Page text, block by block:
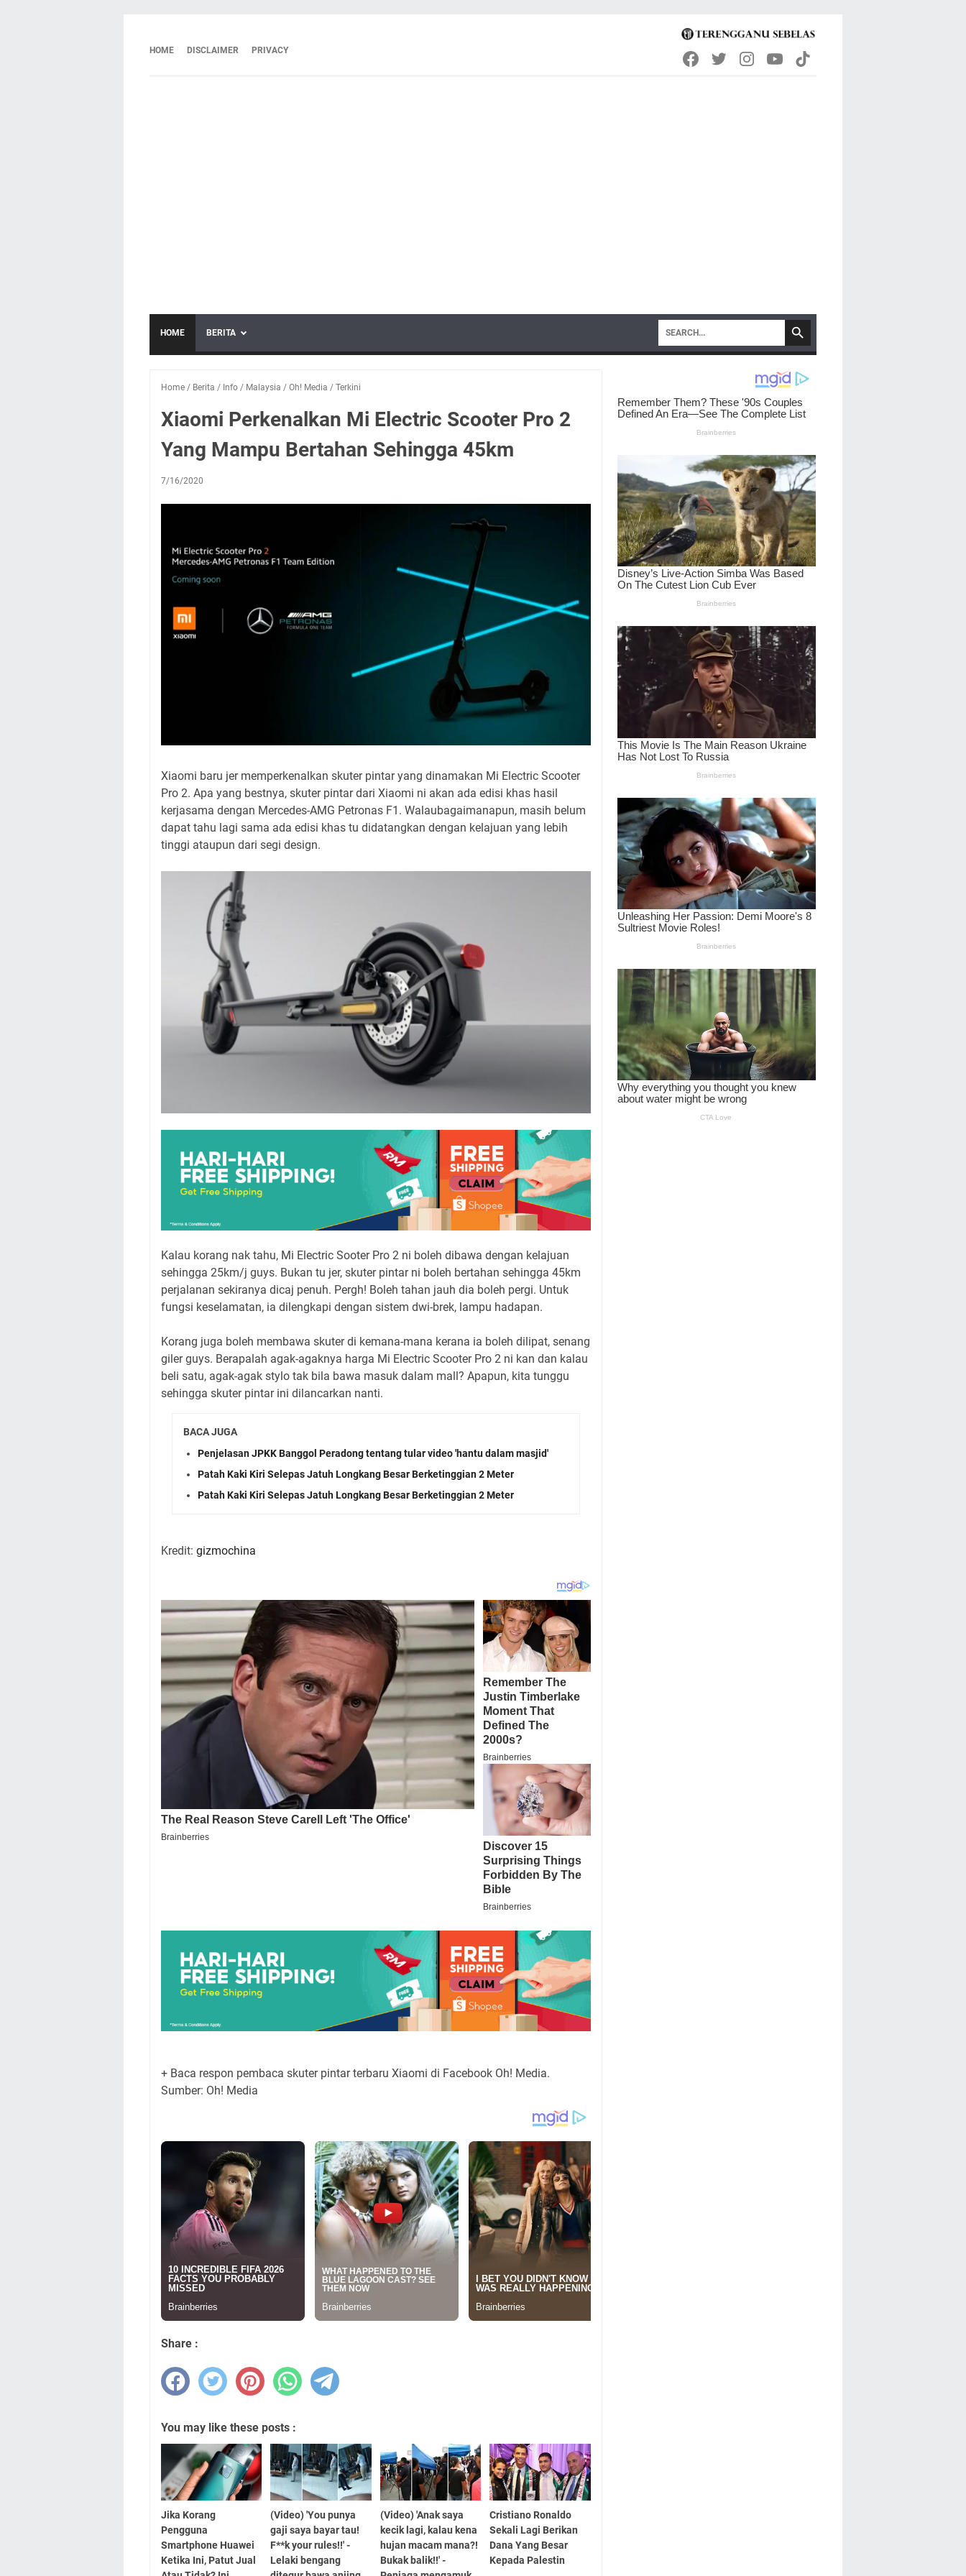
HOME DISCLAIMER PRIVACY
HOME BERITA
Home / Berita / Info / Malaysia / Oh! Media / Terkini
Xiaomi Perkenalkan Mi Electric Scooter Pro 2
Yang Mampu Bertahan Sehingga 45km
7/16/2020
Xiaomi baru jer memperkenalkan skuter pintar yang dinamakan Mi Electric Scooter
Pro 2. Apa yang bestnya, skuter pintar dari Xiaomi ni akan ada edisi khas hasil
kerjasama dengan Mercedes-AMG Petronas F1. Walaubagaimanapun, masih belum
dapat tahu lagi sama ada edisi khas tu didatangkan dengan kelajuan yang lebih
tinggi ataupun dari segi design.
Kalau korang nak tahu, Mi Electric Sooter Pro 2 ni boleh dibawa dengan kelajuan
sehingga 25km/j guys. Bukan tu jer, skuter pintar ni boleh bertahan sehingga 45km
perjalanan sekiranya dicaj penuh. Pergh! Boleh tahan jauh dia boleh pergi. Untuk
fungsi keselamatan, ia dilengkapi dengan sistem dwi-brek, lampu hadapan.
Korang juga boleh membawa skuter di kemana-mana kerana ia boleh dilipat, senang
giler guys. Berapalah agak-agaknya harga Mi Electric Scooter Pro 2 ni kan dan kalau
beli satu, agak-agak stylo tak bila bawa masuk dalam mall? Apapun, kita tunggu
sehingga skuter pintar ini dilancarkan nanti.
BACA JUGA
Penjelasan JPKK Banggol Peradong tentang tular video 'hantu dalam masjid'
Patah Kaki Kiri Selepas Jatuh Longkang Besar Berketinggian 2 Meter
Patah Kaki Kiri Selepas Jatuh Longkang Besar Berketinggian 2 Meter
Kredit: gizmochina
+ Baca respon pembaca skuter pintar terbaru Xiaomi di Facebook Oh! Media.
Sumber: Oh! Media
Share :
You may like these posts :
Jika Korang
Pengguna
Smartphone Huawei
Ketika Ini, Patut Jual
(Video) 'You punya
gaji saya bayar tau!
F**k your rules!!' -
Lelaki bengang
(Video) 'Anak saya
kecik lagi, kalau kena
hujan macam mana?!
Bukak balik!!' -
Cristiano Ronaldo
Sekali Lagi Berikan
Dana Yang Besar
Kepada Palestin